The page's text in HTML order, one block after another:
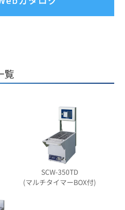
覧
SCW-350TD
(マルチタイマーBOX付)